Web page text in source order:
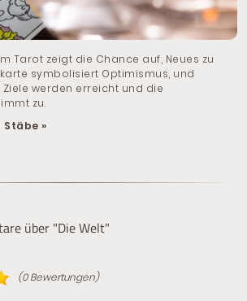
Tarot zeigt die Chance auf, Neues zu
symbolisiert Optimismus, und
Ziele werden erreicht und die
zu.
Stäbe »
über "Die Welt"
(0 Bewertungen)